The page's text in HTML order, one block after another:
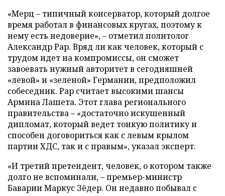
«Мерц – типичный консерватор, который долгое
время работал в финансовых кругах, поэтому к
нему есть недоверие», – отметил политолог
Александр Рар. Вряд ли как человек, который с
трудом идет на компромиссы, он сможет
завоевать нужный авторитет в сегодняшней
«левой» и «зеленой» Германии, предположил
собеседник. Рар считает высокими шансы
Армина Лашета. Этот глава регионального
правительства – «достаточно искушенный
дипломат, который ведет тонкую политику и
способен договориться как с левым крылом
партии ХДС, так и с правым», указал эксперт.
«И третий претендент, человек, о котором также
долго не вспоминали, – премьер-министр
Баварии Маркус Зёдер. Он недавно побывал с